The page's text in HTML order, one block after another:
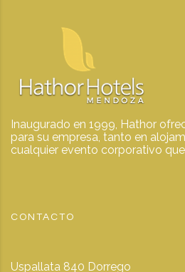
Inaugurado en 1999, Hathor
para su empresa, tanto en
cualquier evento corporativo que
CONTACTO
Uspallata 840 Dorrego